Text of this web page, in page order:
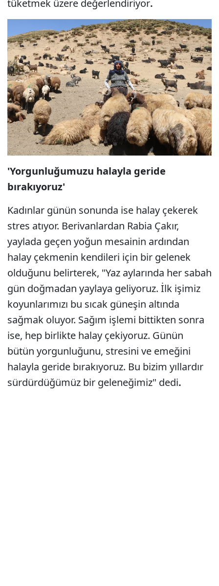
tüketmek üzere değerlendiriyor.
'Yorgunluğumuzu halayla geride
bırakıyoruz'
Kadınlar günün sonunda ise halay çekerek
stres atıyor. Berivanlardan Rabia Çakır,
yaylada geçen yoğun mesainin ardından
halay çekmenin kendileri için bir gelenek
olduğunu belirterek, "Yaz aylarında her sabah
gün doğmadan yaylaya geliyoruz. İlk işimiz
koyunlarımızı bu sıcak güneşin altında
sağmak oluyor. Sağım işlemi bittikten sonra
ise, hep birlikte halay çekiyoruz. Günün
bütün yorgunluğunu, stresini ve emeğini
halayla geride bırakıyoruz. Bu bizim yıllardır
sürdürdüğümüz bir geleneğimiz" dedi.